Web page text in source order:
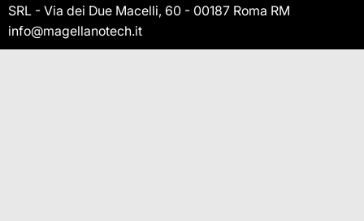
SRL - Via dei Due Macelli, 60 - 00187 Roma RM
info@magellanotech.it